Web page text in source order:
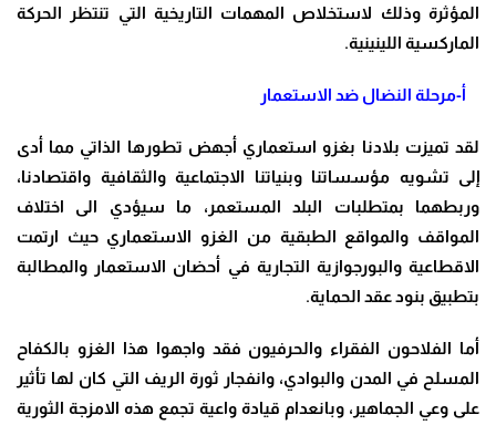
المؤثرة وذلك لاستخلاص المهمات التاريخية التي تنتظر الحركة
الماركسية اللينينية.
أ-مرحلة النضال ضد الاستعمار
لقد تميزت بلادنا بغزو استعماري أجهض تطورها الذاتي مما أدى
إلى تشويه مؤسساتنا وبنياتنا الاجتماعية والثقافية واقتصادنا،
وربطهما بمتطلبات البلد المستعمر، ما سيؤدي الى اختلاف
المواقف والمواقع الطبقية من الغزو الاستعماري حيث ارتمت
الاقطاعية والبورجوازية التجارية في أحضان الاستعمار والمطالبة
بتطبيق بنود عقد الحماية.
أما الفلاحون الفقراء والحرفيون فقد واجهوا هذا الغزو بالكفاح
المسلح في المدن والبوادي، وانفجار ثورة الريف التي كان لها تأثير
على وعي الجماهير، وبانعدام قيادة واعية تجمع هذه الامزجة الثورية